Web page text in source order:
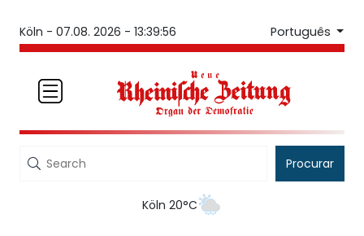
Köln - 07.08. 2026 - 13:39:56 Português
Procurar
Köln 20°C